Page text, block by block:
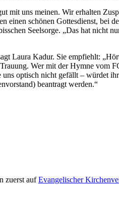
mit uns meinen. Wir erhalten
einen schönen Gottesdienst, bei
Seelsorge. „Das hat nicht
Laura Kadur. Sie empfiehlt:
Wer mit der Hymne vom
optisch nicht gefällt – würdet
beantragt werden.“
zuerst aufEvangelischer